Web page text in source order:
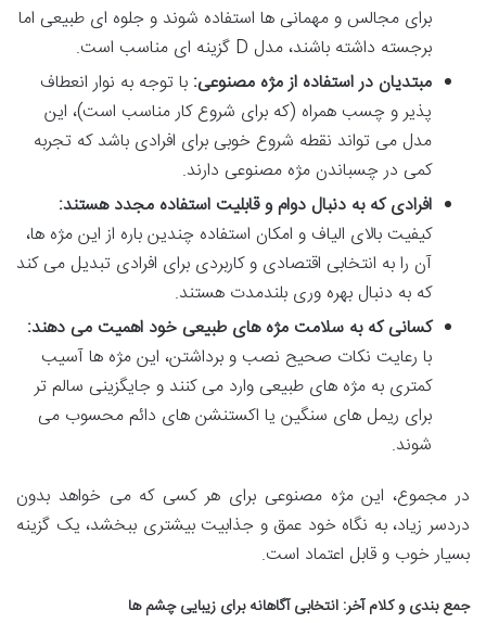
برای مجالس و مهمانی ها استفاده شوند و جلوه ای طبیعی اما
برجسته داشته باشند، مدل D گزینه ای مناسب است.
مبتدیان در استفاده از مژه مصنوعی: با توجه به نوار انعطاف
پذیر و چسب همراه (که برای شروع کار مناسب است)، این
مدل می تواند نقطه شروع خوبی برای افرادی باشد که تجربه
کمی در چسباندن مژه مصنوعی دارند.
افرادی که به دنبال دوام و قابلیت استفاده مجدد هستند:
کیفیت بالای الیاف و امکان استفاده چندین باره از این مژه ها،
آن را به انتخابی اقتصادی و کاربردی برای افرادی تبدیل می کند
که به دنبال بهره وری بلندمدت هستند.
کسانی که به سلامت مژه های طبیعی خود اهمیت می دهند:
با رعایت نکات صحیح نصب و برداشتن، این مژه ها آسیب
کمتری به مژه های طبیعی وارد می کنند و جایگزینی سالم تر
برای ریمل های سنگین یا اکستنشن های دائم محسوب می
شوند.
در مجموع، این مژه مصنوعی برای هر کسی که می خواهد بدون
دردسر زیاد، به نگاه خود عمق و جذابیت بیشتری ببخشد، یک گزینه
بسیار خوب و قابل اعتماد است.
جمع بندی و کلام آخر: انتخابی آگاهانه برای زیبایی چشم ها